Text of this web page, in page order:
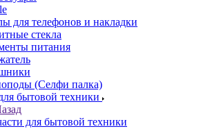
(Селфи палка)
бытовой техники
для бытовой техники
для блендеров и миксеров
для водонагревателей
для кофемашин
для кулеров